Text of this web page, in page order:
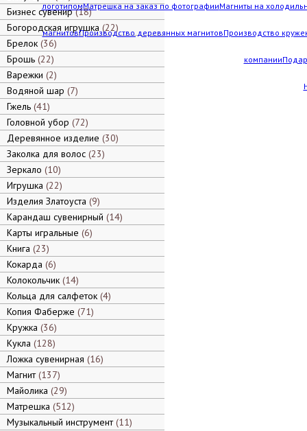
логотипомМатрешка на заказ по фотографииМагниты на
магнитовПроизводство деревянных магнитовПроизводство
компании
Бизнес сувенир 18
Богородская игрушка 22
Брелок 36
Брошь 22
Варежки 2
Водяной шар 7
Гжель 41
Головной убор 72
Деревянное изделие 30
Заколка для волос 23
Зеркало 10
Игрушка 22
Изделия Златоуста 9
Карандаш сувенирный 14
Карты игральные 6
Книга 23
Кокарда 6
Колокольчик 14
Кольца для салфеток 4
Копия Фаберже 71
Кружка 36
Кукла 128
Ложка сувенирная 16
Магнит 137
Майолика 29
Матрешка 512
Музыкальный инструмент 11